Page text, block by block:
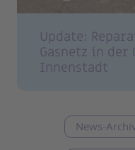
Update:
Gasnetz in der
Innenstadt
News-